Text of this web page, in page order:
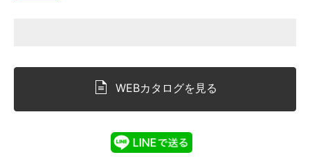
WEBカタログを見る